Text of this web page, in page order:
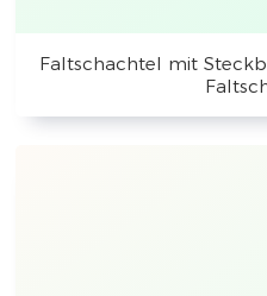
Faltschachtel mit